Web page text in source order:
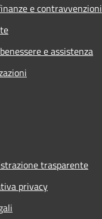
e contravvenzioni
e assistenza
trasparente
privacy